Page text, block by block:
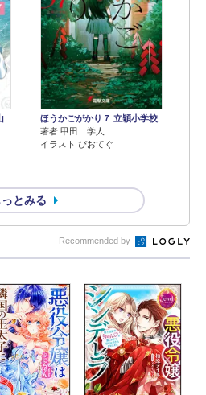
ほうかごがかり７ 立穎小学校
著者 甲田 学人
イラスト ぴおてぐ
っとみる
Recommended by